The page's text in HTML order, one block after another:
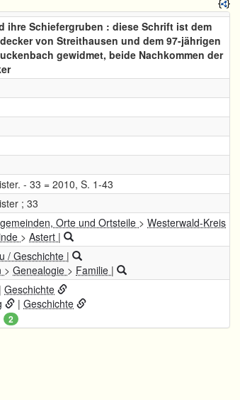
ihre Schiefergruben : diese Schrift ist dem
von Streithausen und dem 97-jährigen
gewidmet, beide Nachkommen der
- 33 = 2010, S. 1-43
; 33
Orte und Ortsteile > Westerwald-Kreis
> Astert |
/ Geschichte |
> Genealogie > Familie |
| Geschichte
| Geschichte
2